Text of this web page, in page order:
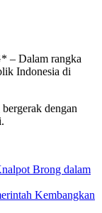
Dalam rangka
Indonesia di
dengan
Brong dalam
Kembangkan